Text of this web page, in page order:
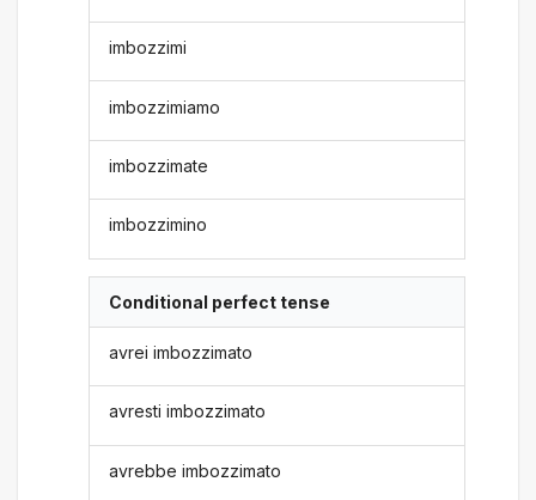
imbozzimi
imbozzimiamo
imbozzimate
imbozzimino
Conditional perfect tense
avrei imbozzimato
avresti imbozzimato
avrebbe imbozzimato